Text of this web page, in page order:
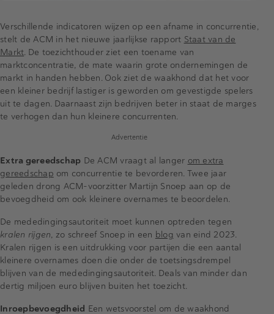
Verschillende indicatoren wijzen op een afname in concurrentie,
stelt de ACM in het nieuwe jaarlijkse rapport Staat van de
Markt. De toezichthouder ziet een toename van
marktconcentratie, de mate waarin grote ondernemingen de
markt in handen hebben. Ook ziet de waakhond dat het voor
een kleiner bedrijf lastiger is geworden om gevestigde spelers
uit te dagen. Daarnaast zijn bedrijven beter in staat de marges
te verhogen dan hun kleinere concurrenten.
Advertentie
Extra gereedschap De ACM vraagt al langer om extra
gereedschap om concurrentie te bevorderen. Twee jaar
geleden drong ACM-voorzitter Martijn Snoep aan op de
bevoegdheid om ook kleinere overnames te beoordelen.
De mededingingsautoriteit moet kunnen optreden tegen
kralen rijgen, zo schreef Snoep in een blog van eind 2023.
Kralen rijgen is een uitdrukking voor partijen die een aantal
kleinere overnames doen die onder de toetsingsdrempel
blijven van de mededingingsautoriteit. Deals van minder dan
dertig miljoen euro blijven buiten het toezicht.
Inroepbevoegdheid Een wetsvoorstel om de waakhond